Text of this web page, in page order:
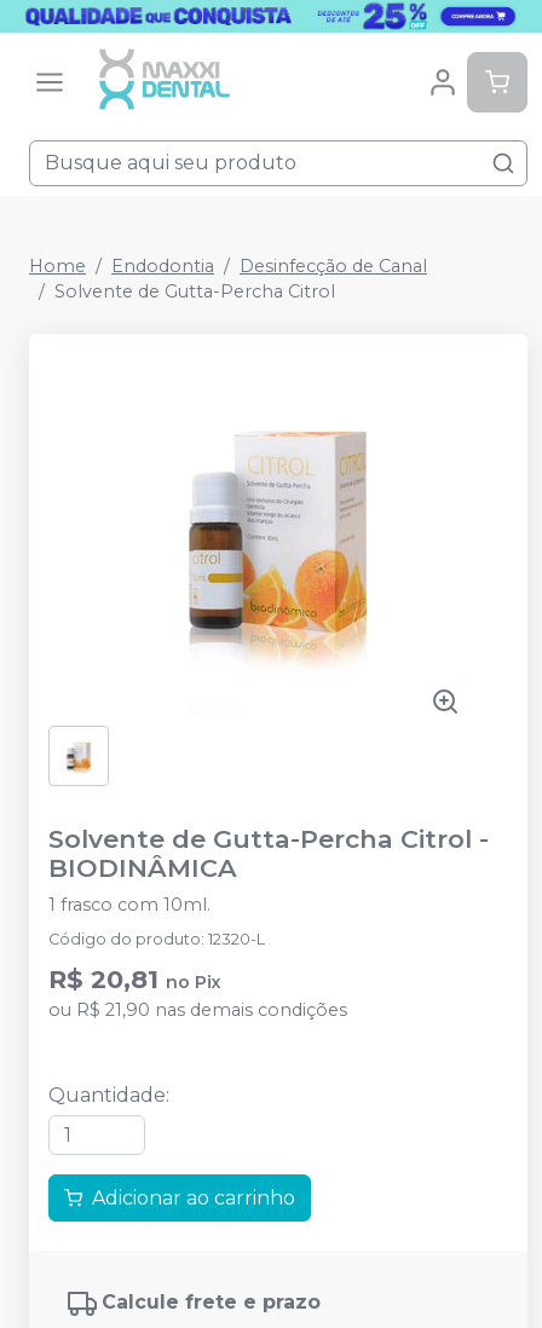
Home Endodontia
Desinfecção de Canal
Solvente de Gutta-Percha Citrol
Solvente de Gutta-Percha Citrol -
BIODINÂMICA
1 frasco com 10ml.
Código do produto: 12320-L
R$ 20,81 no Pix
ou R$ 21,90 nas demais condições
Quantidade:
Adicionar ao carrinho
Calcule frete e prazo